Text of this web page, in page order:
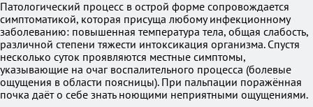
Патологический процесс в острой форме сопровождается
симптоматикой, которая присуща любому инфекционному
заболеванию: повышенная температура тела, общая слабость,
различной степени тяжести интоксикация организма. Спустя
несколько суток проявляются местные симптомы,
указывающие на очаг воспалительного процесса (болевые
ощущения в области поясницы). При пальпации поражённая
почка даёт о себе знать ноющими неприятными ощущениями.